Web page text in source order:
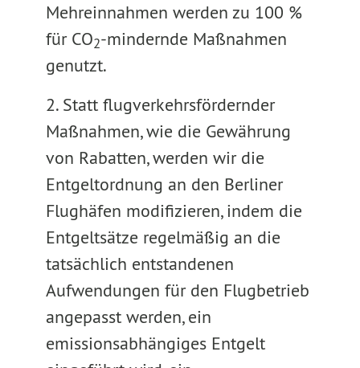
Mehreinnahmen werden zu 100 %
für CO2-mindernde Maßnahmen
genutzt.
2. Statt flugverkehrsfördernder
Maßnahmen, wie die Gewährung
von Rabatten, werden wir die
Entgeltordnung an den Berliner
Flughäfen modifizieren, indem die
Entgeltsätze regelmäßig an die
tatsächlich entstandenen
Aufwendungen für den Flugbetrieb
angepasst werden, ein
emissionsabhängiges Entgelt